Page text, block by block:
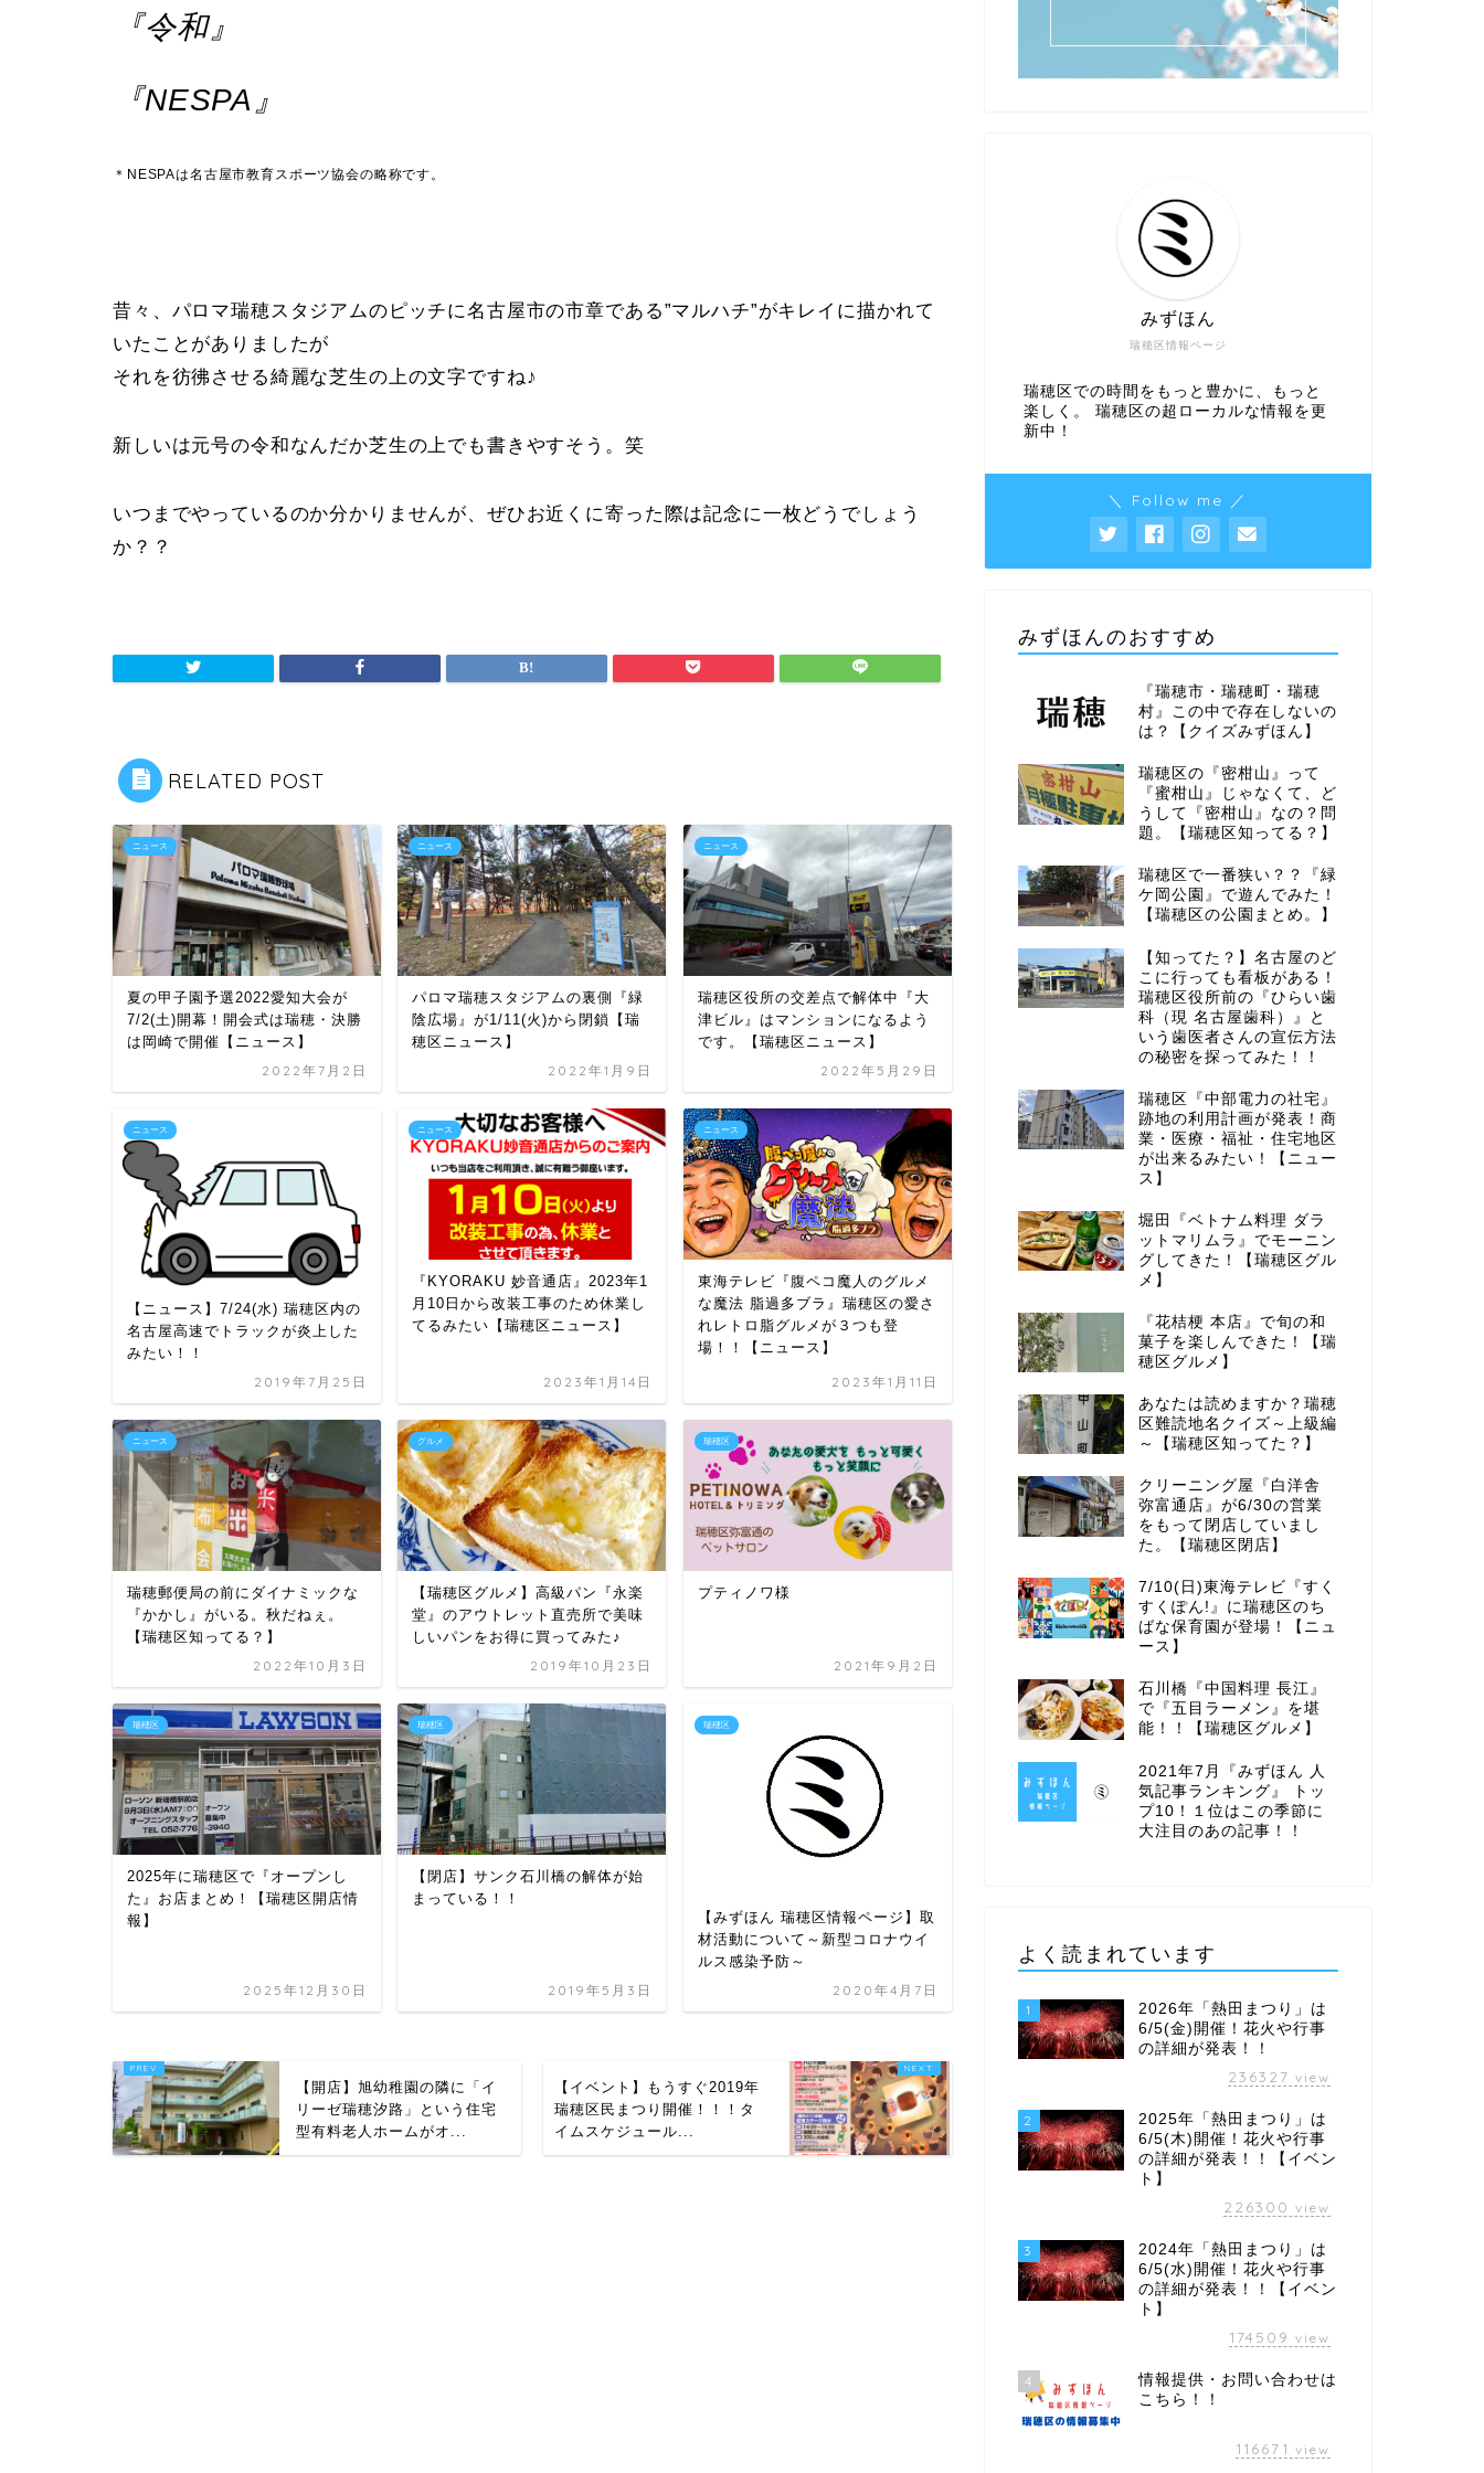
『令和』
『NESPA』
＊NESPAは名古屋市教育スポーツ協会の略称です。
昔々、パロマ瑞穂スタジアムのピッチに名古屋市の市章である”マルハチ”がキレイに描かれて
いたことがありましたが
それを彷彿させる綺麗な芝生の上の文字ですね♪
新しいは元号の令和なんだか芝生の上でも書きやすそう。笑
いつまでやっているのか分かりませんが、ぜひお近くに寄った際は記念に一枚どうでしょう
か？？
RELATED POST
ニュース
夏の甲子園予選2022愛知大会が
7/2(土)開幕！開会式は瑞穂・決勝
は岡崎で開催【ニュース】
2022年7月2日
ニュース
パロマ瑞穂スタジアムの裏側『緑
陰広場』が1/11(火)から閉鎖【瑞
穂区ニュース】
2022年1月9日
ニュース
瑞穂区役所の交差点で解体中『大
津ビル』はマンションになるよう
です。【瑞穂区ニュース】
2022年5月29日
ニュース
【ニュース】7/24(水) 瑞穂区内の
名古屋高速でトラックが炎上した
みたい！！
2019年7月25日
ニュース
『KYORAKU 妙音通店』2023年1
月10日から改装工事のため休業し
てるみたい【瑞穂区ニュース】
2023年1月14日
ニュース
東海テレビ『腹ペコ魔人のグルメ
な魔法 脂過多ブラ』瑞穂区の愛さ
れレトロ脂グルメが３つも登
場！！【ニュース】
2023年1月11日
ニュース
瑞穂郵便局の前にダイナミックな
『かかし』がいる。秋だねぇ。
【瑞穂区知ってる？】
2022年10月3日
グルメ
【瑞穂区グルメ】高級パン『永楽
堂』のアウトレット直売所で美味
しいパンをお得に買ってみた♪
2019年10月23日
瑞穂区
プティノワ様
2021年9月2日
瑞穂区
2025年に瑞穂区で『オープンし
た』お店まとめ！【瑞穂区開店情
報】
2025年12月30日
瑞穂区
【閉店】サンク石川橋の解体が始
まっている！！
2019年5月3日
瑞穂区
【みずほん 瑞穂区情報ページ】取
材活動について～新型コロナウイ
ルス感染予防～
2020年4月7日
【開店】旭幼稚園の隣に「イ
リーゼ瑞穂汐路」という住宅
型有料老人ホームがオ...
【イベント】もうすぐ2019年
瑞穂区民まつり開催！！！タ
イムスケジュール...
瑞穂区情報ページ
みずほん
瑞穂区での時間をもっと豊かに、もっと
楽しく。 瑞穂区の超ローカルな情報を更
新中！
＼ Follow me ／
みずほんのおすすめ
『瑞穂市・瑞穂町・瑞穂
村』この中で存在しないの
は？【クイズみずほん】
瑞穂区の『密柑山』って
『蜜柑山』じゃなくて、ど
うして『密柑山』なの？問
題。【瑞穂区知ってる？】
瑞穂区で一番狭い？？『緑
ケ岡公園』で遊んでみた！
【瑞穂区の公園まとめ。】
【知ってた？】名古屋のど
こに行っても看板がある！
瑞穂区役所前の『ひらい歯
科（現 名古屋歯科）』と
いう歯医者さんの宣伝方法
の秘密を探ってみた！！
瑞穂区『中部電力の社宅』
跡地の利用計画が発表！商
業・医療・福祉・住宅地区
が出来るみたい！【ニュー
ス】
堀田『ベトナム料理 ダラ
ットマリムラ』でモーニン
グしてきた！【瑞穂区グル
メ】
『花桔梗 本店』で旬の和
菓子を楽しんできた！【瑞
穂区グルメ】
あなたは読めますか？瑞穂
区難読地名クイズ～上級編
～【瑞穂区知ってた？】
クリーニング屋『白洋舎
弥富通店』が6/30の営業
をもって閉店していまし
た。【瑞穂区閉店】
7/10(日)東海テレビ『すく
すくぽん!』に瑞穂区のち
ばな保育園が登場！【ニュ
ース】
石川橋『中国料理 長江』
で『五目ラーメン』を堪
能！！【瑞穂区グルメ】
2021年7月『みずほん 人
気記事ランキング』 トッ
プ10！１位はこの季節に
大注目のあの記事！！
よく読まれています
1
2026年「熱田まつり」は
6/5(金)開催！花火や行事
の詳細が発表！！
236327 view
2
2025年「熱田まつり」は
6/5(木)開催！花火や行事
の詳細が発表！！【イベン
ト】
226300 view
3
2024年「熱田まつり」は
6/5(水)開催！花火や行事
の詳細が発表！！【イベン
ト】
174509 view
4
情報提供・お問い合わせは
こちら！！
116671 view